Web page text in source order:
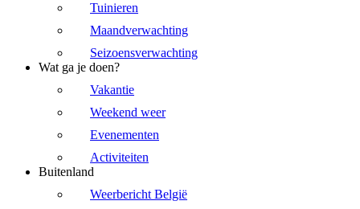
Tuinieren
Maandverwachting
Seizoensverwachting
Wat ga je doen?
Vakantie
Weekend weer
Evenementen
Activiteiten
Buitenland
Weerbericht België